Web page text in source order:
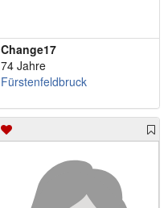
Change17
74 Jahre
Fürstenfeldbruck